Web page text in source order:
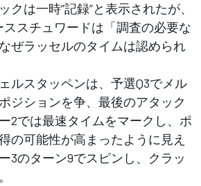
は一時”記録”と表示されたが、
スチュワードは「調査の必要な
ぜラッセルのタイムは認められ
ルスタッペンは、予選Q3でメル
ジションを争、最後のアタック
2では最速タイムをマークし、ポ
の可能性が高まったように見え
3のターン9でスピンし、クラッ